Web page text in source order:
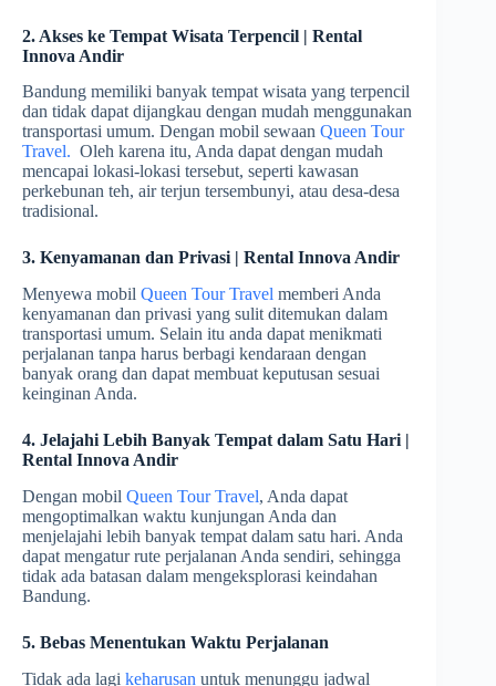
2. Akses ke Tempat Wisata Terpencil | Rental
Innova Andir
Bandung memiliki banyak tempat wisata yang terpencil
dan tidak dapat dijangkau dengan mudah menggunakan
transportasi umum. Dengan mobil sewaan Queen Tour
Travel. Oleh karena itu, Anda dapat dengan mudah
mencapai lokasi-lokasi tersebut, seperti kawasan
perkebunan teh, air terjun tersembunyi, atau desa-desa
tradisional.
3. Kenyamanan dan Privasi | Rental Innova Andir
Menyewa mobil Queen Tour Travel memberi Anda
kenyamanan dan privasi yang sulit ditemukan dalam
transportasi umum. Selain itu anda dapat menikmati
perjalanan tanpa harus berbagi kendaraan dengan
banyak orang dan dapat membuat keputusan sesuai
keinginan Anda.
4. Jelajahi Lebih Banyak Tempat dalam Satu Hari |
Rental Innova Andir
Dengan mobil Queen Tour Travel, Anda dapat
mengoptimalkan waktu kunjungan Anda dan
menjelajahi lebih banyak tempat dalam satu hari. Anda
dapat mengatur rute perjalanan Anda sendiri, sehingga
tidak ada batasan dalam mengeksplorasi keindahan
Bandung.
5. Bebas Menentukan Waktu Perjalanan
Tidak ada lagi keharusan untuk menunggu jadwal